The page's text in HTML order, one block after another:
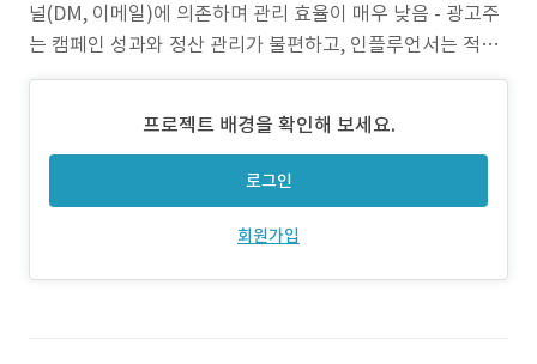
널(DM, 이메일)에 의존하며 관리 효율이 매우 낮음 - 광고주
는 캠페인 성과와 정산 관리가 불편하고, 인플루언서는 적합
한 캠페인을 탐색하기 어려움 - 내부 마케터는 프리미엄 캠페
프로젝트 목표 - 인플루언서 마케팅 과정을 자동화 및 구조화
하여 브랜드와 크리에이터 양측 모두에게
프로젝트 배경을 확인해 보세요.
로그인
회원가입